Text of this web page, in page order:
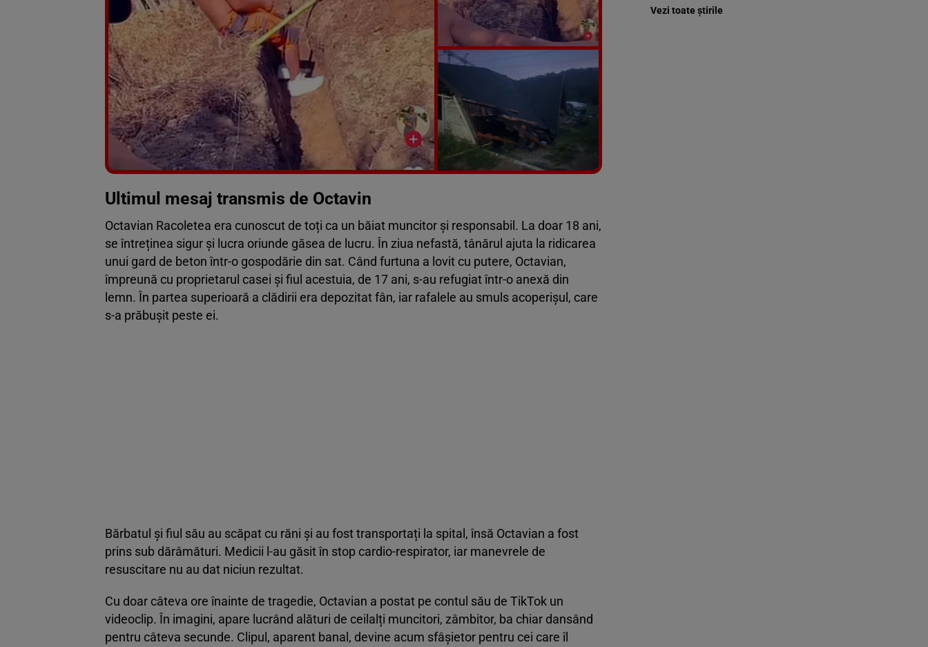
Vezi galeria foto
Ultimul mesaj transmis de Octavin
Octavian Racoletea era cunoscut de toți ca un băiat muncitor și responsabil. La doar 18 ani,
se întreținea sigur și lucra oriunde găsea de lucru. În ziua nefastă, tânărul ajuta la ridicarea
unui gard de beton într-o gospodărie din sat. Când furtuna a lovit cu putere, Octavian,
împreună cu proprietarul casei și fiul acestuia, de 17 ani, s-au refugiat într-o anexă din
lemn. În partea superioară a clădirii era depozitat fân, iar rafalele au smuls acoperișul, care
s-a prăbușit peste ei.
Bărbatul și fiul său au scăpat cu răni și au fost transportați la spital, însă Octavian a fost
prins sub dărâmături. Medicii l-au găsit în stop cardio-respirator, iar manevrele de
resuscitare nu au dat niciun rezultat.
Cu doar câteva ore înainte de tragedie, Octavian a postat pe contul său de TikTok un
videoclip. În imagini, apare lucrând alături de ceilalți muncitori, zâmbitor, ba chiar dansând
pentru câteva secunde. Clipul, aparent banal, devine acum sfâșietor pentru cei care îl
Vezi toate știrile